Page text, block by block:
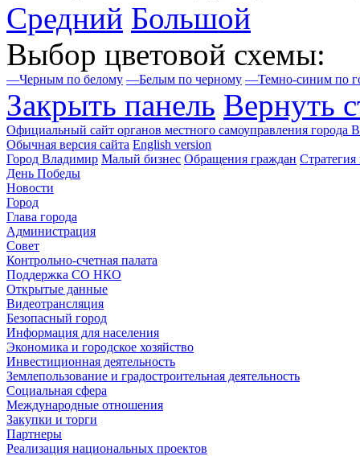
Средний Большой
Выбор цветовой схемы:
—Черным по белому —Белым по черному —Темно-синим по
Закрыть панель Вернуть
Официальный сайт органов местного самоуправления города
Обычная версия сайта English version
Город Владимир Малый бизнес Обращения граждан Стратегия
День Победы
Новости
Город
Глава города
Администрация
Совет
Контрольно-счетная палата
Поддержка СО НКО
Открытые данные
Видеотрансляция
Безопасный город
Информация для населения
Экономика и городское хозяйство
Инвестиционная деятельность
Землепользование и градостроительная деятельность
Социальная сфера
Международные отношения
Закупки и торги
Партнеры
Реализация национальных проектов